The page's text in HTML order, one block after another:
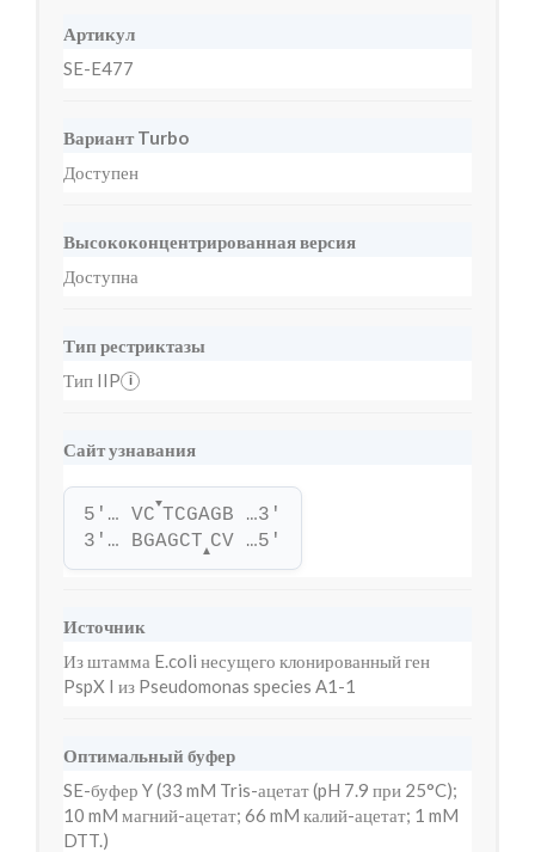
Артикул
SE-E477
Вариант Turbo
Доступен
Высококонцентрированная версия
Доступна
Тип рестриктазы
Тип IIP
i
Сайт узнавания
5'… VC
▼
TCGAGB …3'
3'… BGAGCT▲CV …5'
Источник
Из штамма E.coli несущего клонированный ген
PspX I из Pseudomonas species A1-1
Оптимальный буфер
SE-буфер Y (33 mM Tris-ацетат (pH 7.9 при 25°C);
10 mM магний-ацетат; 66 mM калий-ацетат; 1 mM
DTT.)